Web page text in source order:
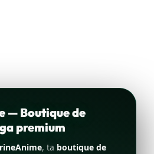
— Boutique de
premium
, ta boutique de